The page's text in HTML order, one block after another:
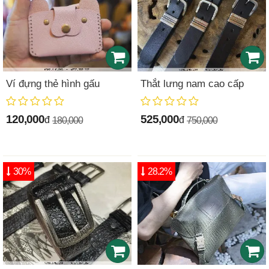
Ví đựng thẻ hình gấu
120,000đ 180,000
Thắt lưng nam cao cấp
525,000đ 750,000
30% 28.2%